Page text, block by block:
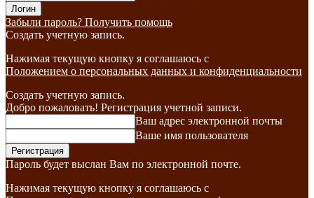
Забыли пароль? Получить помощь
Создать учетную запись.
Нажимая текущую кнопку я соглашаюсь с
Положением о персональных данных и конфиденциальности
Создать учетную запись.
Добро пожаловать! Регистрация учетной записи.
Ваш адрес электронной почты
Ваше имя пользователя
Пароль будет выслан Вам по электронной почте.
Нажимая текущую кнопку я соглашаюсь с